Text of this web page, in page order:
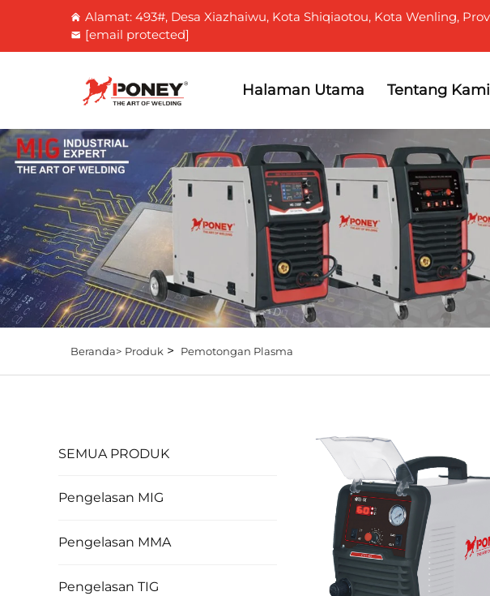
Alamat: 493#, Desa Xiazhaiwu, Kota Shiqiaotou, Kota Wenling,
[email protected]
Halaman Utama Tentang Kami
Beranda> Produk > Pemotongan Plasma
SEMUA PRODUK
Pengelasan MIG
Pengelasan MMA
Pengelasan TIG